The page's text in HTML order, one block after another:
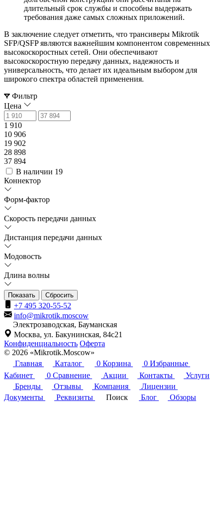
длительный срок службы и способны выдержать
требования даже самых сложных приложений.
В заключение следует отметить, что трансиверы Mikrotik
SFP/QSFP являются важнейшим компонентом современных
высокоскоростных сетей. Они обеспечивают
высокоскоростную передачу данных, надежность и
универсальность, что делает их идеальным выбором для
широкого спектра областей применения.
Фильтр
Цена
1 910
10 906
19 902
28 898
37 894
В наличии 19
Коннектор
Форм-фактор
Скорость передачи данных
Дистанция передачи данных
Модовость
Длина волны
Сбросить
+7 495 320-55-52
info@mikrotik.moscow
Электрозаводская, Бауманская
Москва, ул. Бакунинская, 84с21
Конфиденциальность Оферта
© 2026 «Mikrotik.Moscow»
Главная
Каталог 0 Корзина 0 Избранные
Кабинет
0 Сравнение Акции Контакты
Услуги
Бренды
Отзывы Компания
Лицензии
Документы
Реквизиты Поиск Блог Обзоры